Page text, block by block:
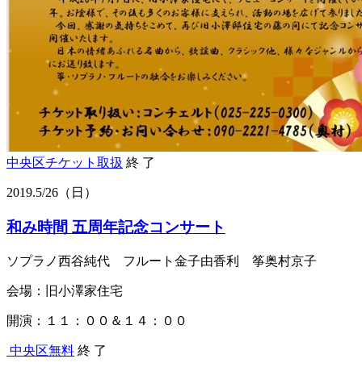
中央区チケット取扱 終 了
2019.5/26 （日）
和み時間 五周年記念コンサート
ソプラノ西谷純代 フルート金子由香利 筝奥村京子
会場：旧小澤家住宅
開演：１１：００＆１４：００
中央区無料 終 了